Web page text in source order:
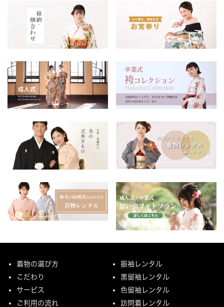
着物の選び方
こだわり
サービス
ご利用の流れ
振袖レンタル
黒留袖レンタル
色留袖レンタル
訪問着レンタル